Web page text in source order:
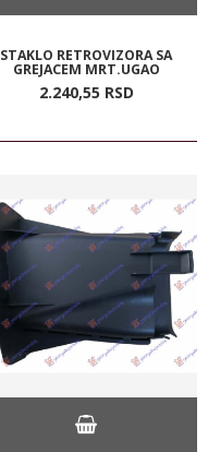
STAKLO RETROVIZORA SA
GREJACEM MRT.UGAO
2.240,55 RSD